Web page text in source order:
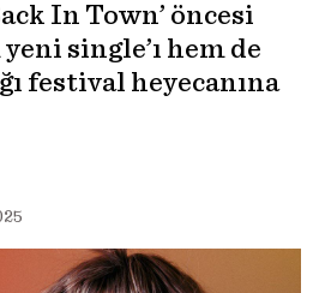
In Town’ öncesi
single’ı hem de
festival heyecanına